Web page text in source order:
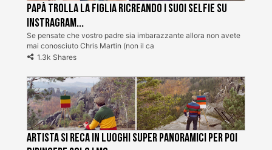
Papà trolla la figlia ricreando i suoi selfie su
Instragram...
Se pensate che vostro padre sia imbarazzante allora non avete
mai conosciuto Chris Martin (non il ca
1.3k Shares
Artista si reca in luoghi super panoramici per poi